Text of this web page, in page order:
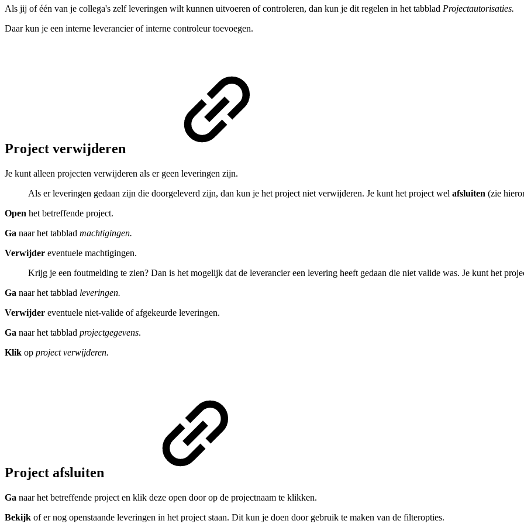
Als jij of één van je collega's zelf leveringen wilt kunnen uitvoeren of controleren, dan kun je dit regelen in het tabblad Projectautorisaties.
Daar kun je een interne leverancier of interne controleur toevoegen.
Project verwijderen
Je kunt alleen projecten verwijderen als er geen leveringen zijn.
Als er leveringen gedaan zijn die doorgeleverd zijn, dan kun je het project niet verwijderen. Je kunt het project wel afsluiten (zie
Open het betreffende project.
Ga naar het tabblad machtigingen.
Verwijder eventuele machtigingen.
Krijg je een foutmelding te zien? Dan is het mogelijk dat de leverancier een levering heeft gedaan die niet valide was. Je kunt het
Ga naar het tabblad leveringen.
Verwijder eventuele niet-valide of afgekeurde leveringen.
Ga naar het tabblad projectgegevens.
Klik op project verwijderen.
Project afsluiten
Ga naar het betreffende project en klik deze open door op de projectnaam te klikken.
Bekijk of er nog openstaande leveringen in het project staan. Dit kun je doen door gebruik te maken van de filteropties.